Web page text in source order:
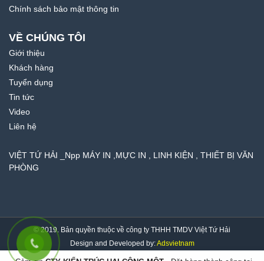
Chính sách bảo mật thông tin
VỀ CHÚNG TÔI
Giới thiệu
Khách hàng
Tuyển dụng
Tin tức
Video
Liên hệ
VIỆT TỨ HẢI _Npp MÁY IN ,MỰC IN , LINH KIỆN , THIẾT BỊ VĂN
PHÒNG
© 2019. Bản quyền thuộc về công ty THHH TMDV Việt Tứ Hải
Design and Developed by:Adsvietnam